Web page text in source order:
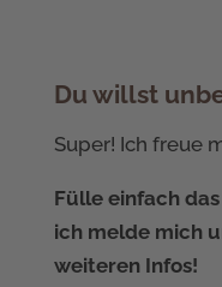
Du willst
Super! Ich freue
Fülle einfach
ich melde mich
weiteren Infos!